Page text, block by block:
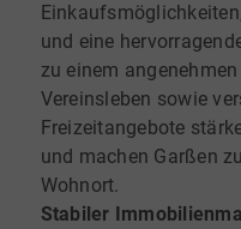
und eine
zu einem
Vereinsleben sowie
Freizeitangebote
und machen Garßen
Wohnort.
Stabiler